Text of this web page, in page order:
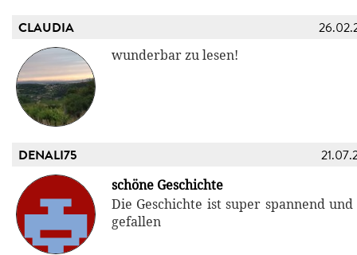
CLAUDIA
wunderbar zu lesen!
DENALI75
schöne Geschichte
Die Geschichte ist super spannend
gefallen